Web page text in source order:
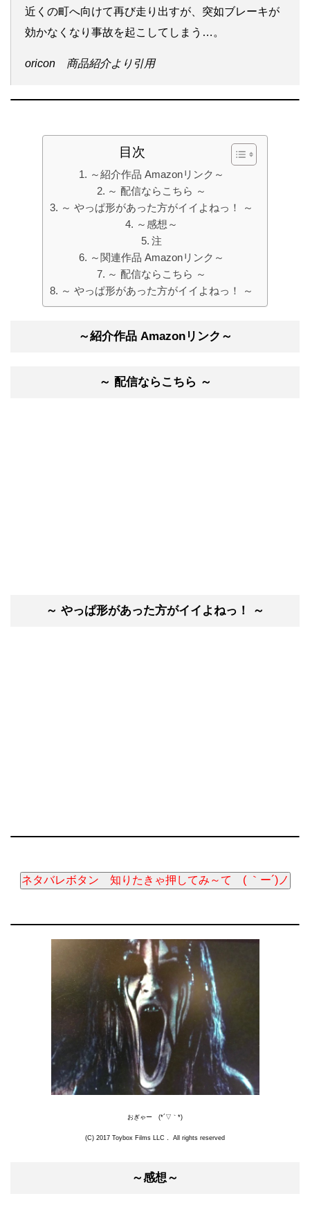
近くの町へ向けて再び走り出すが、突如ブレーキが
効かなくなり事故を起こしてしまう…。
oricon 商品紹介より引用
目次
～紹介作品 Amazonリンク～
～ 配信ならこちら ～
～ やっぱ形があった方がイイよねっ！ ～
～感想～
注
～関連作品 Amazonリンク～
～ 配信ならこちら ～
～ やっぱ形があった方がイイよねっ！ ～
～紹介作品 Amazonリンク～
～ 配信ならこちら ～
～ やっぱ形があった方がイイよねっ！ ～
ネタバレボタン 知りたきゃ押してみ～て ( ｀ー´)ノ
おぎゃー (*´▽｀*)
(C) 2017 Toybox Films LLC． All rights reserved
～感想～